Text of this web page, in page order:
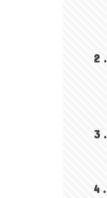
2
3
4